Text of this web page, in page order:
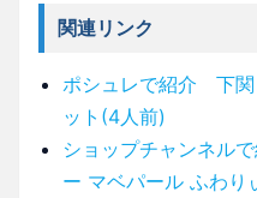
関連リンク
ポシュレで紹介 下関
ット(4人前)
ショップチャンネル
ー マベパール ふわり